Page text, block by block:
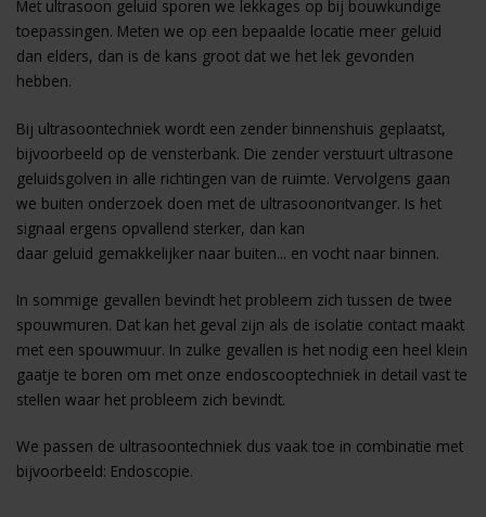
Met ultrasoon geluid sporen we lekkages op bij bouwkundige
toepassingen. Meten we op een bepaalde locatie meer geluid
dan elders, dan is de kans groot dat we het lek gevonden
hebben.
Bij ultrasoontechniek wordt een zender binnenshuis geplaatst,
bijvoorbeeld op de vensterbank. Die zender verstuurt ultrasone
geluidsgolven in alle richtingen van de ruimte. Vervolgens gaan
we buiten onderzoek doen met de ultrasoonontvanger. Is het
signaal ergens opvallend sterker, dan kan
daar geluid gemakkelijker naar buiten... en vocht naar binnen.
In sommige gevallen bevindt het probleem zich tussen de twee
spouwmuren. Dat kan het geval zijn als de isolatie contact maakt
met een spouwmuur. In zulke gevallen is het nodig een heel klein
gaatje te boren om met onze endoscooptechniek in detail vast te
stellen waar het probleem zich bevindt.
We passen de ultrasoontechniek dus vaak toe in combinatie met
bijvoorbeeld: Endoscopie.